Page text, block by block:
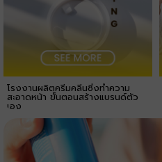
โรงงานผลิตครีมคลีนซิ่งทำความ
สะอาดหน้า ขั้นตอนสร้างแบรนด์ตัว
เอง